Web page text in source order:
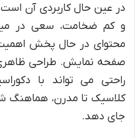
در عین حال کاربردی آن
و کم ضخامت، سعی در
محتوای در حال پخش
صفحه نمایش. طراحی
راحتی می تواند با
کلاسیک تا مدرن، هماهنگ
جای دهد.